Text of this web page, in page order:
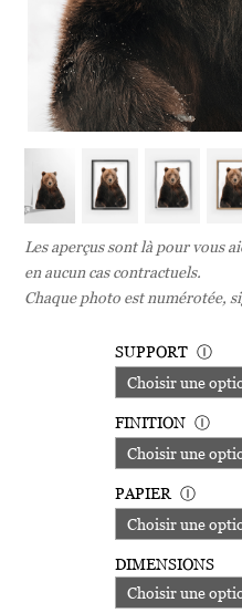
Les aperçus sont là pour vous
en aucun cas contractuels.
Chaque photo est numérotée,
SUPPORT Ⓘ
FINITION Ⓘ
PAPIER Ⓘ
DIMENSIONS